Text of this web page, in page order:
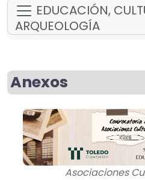
EDUCACIÓN,
ARQUEOLOGÍA
Anexos
Asociaciones